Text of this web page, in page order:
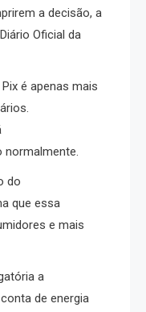
a decisão, a
Oficial da
é apenas mais
normalmente.
do
que essa
e mais
a
de energia